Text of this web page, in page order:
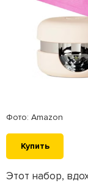
Фото: Amazon
Купить
Этот набор,